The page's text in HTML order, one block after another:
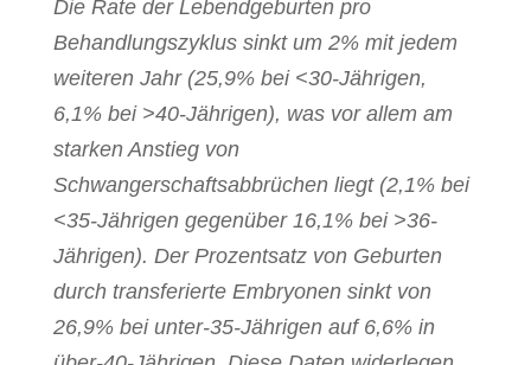
Die Rate der Lebendgeburten pro
Behandlungszyklus sinkt um 2% mit jedem
weiteren Jahr (25,9% bei <30-Jährigen,
6,1% bei >40-Jährigen), was vor allem am
starken Anstieg von
Schwangerschaftsabbrüchen liegt (2,1% bei
<35-Jährigen gegenüber 16,1% bei >36-
Jährigen). Der Prozentsatz von Geburten
durch transferierte Embryonen sinkt von
26,9% bei unter-35-Jährigen auf 6,6% in